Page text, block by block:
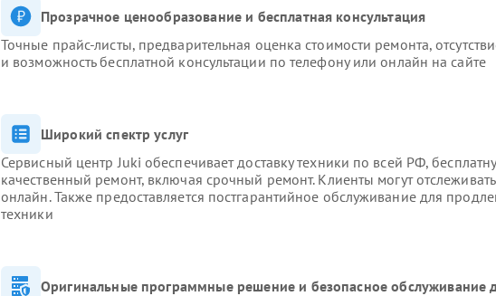
Прозрачное ценообразование и бесплатная консультация
Точные прайс-листы, предварительная оценка стоимости ремонта,
и возможность бесплатной консультации по телефону или онлайн на сайте
Широкий спектр услуг
Сервисный центр Juki обеспечивает доставку техники по всей РФ,
качественный ремонт, включая срочный ремонт. Клиенты могут отслеживать
онлайн. Также предоставляется постгарантийное обслуживание для
техники
Оригинальные программные решение и безопасное обслуживание